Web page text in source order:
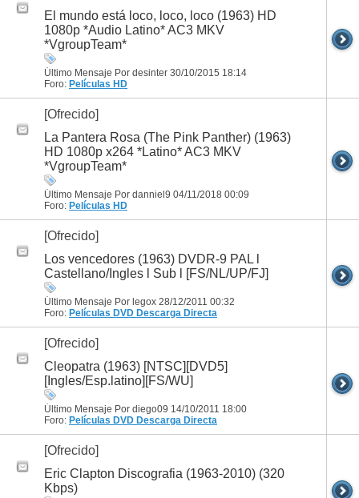
El mundo está loco, loco, loco (1963) HD
1080p *Audio Latino* AC3 MKV
*VgroupTeam*
Último Mensaje Por desinter 30/10/2015 18:14
Foro: Películas HD
[Ofrecido]
La Pantera Rosa (The Pink Panther) (1963)
HD 1080p x264 *Latino* AC3 MKV
*VgroupTeam*
Último Mensaje Por danniel9 04/11/2018 00:09
Foro: Películas HD
[Ofrecido]
Los vencedores (1963) DVDR-9 PAL l
Castellano/Ingles l Sub l [FS/NL/UP/FJ]
Último Mensaje Por legox 28/12/2011 00:32
Foro: Películas DVD Descarga Directa
[Ofrecido]
Cleopatra (1963) [NTSC][DVD5]
[Ingles/Esp.latino][FS/WU]
Último Mensaje Por diego09 14/10/2011 18:00
Foro: Películas DVD Descarga Directa
[Ofrecido]
Eric Clapton Discografia (1963-2010) (320
Kbps)